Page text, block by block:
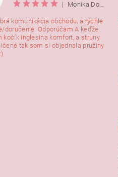
|
Monika Dorušáková
komunikácia obchodu, a rýchle
doručenie. Odporúčam A keďže
kočík inglesina komfort, a struny
tak som si objednala pružiny